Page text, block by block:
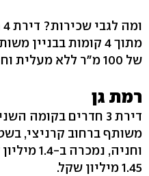
מתוך 4 קומות
של 100 מ"ר ללא מעלית וחניה, הושכרה ב-4,600 שקל.
רמת גן
וחניה,
1.45 מיליון שקל.